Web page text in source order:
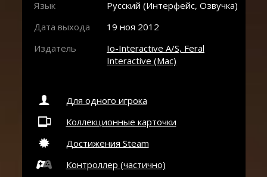
Язык
Русский (Интерфейс, Озвучка)
Дата выхода
19 ноя 2012
Издатель
Io-Interactive A/S, Feral
Interactive (Mac)
Для одного игрока
Коллекционные карточки
Достижения Steam
Контроллер (частично)